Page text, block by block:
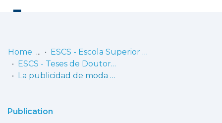
Communities
Home
ESCS - Escola Superior de Comunicação Social
ESCS - Teses de Doutoramento
La publicidad de moda dirigida a los jóvenes: ¡mírame a los ojos!, la persuasión silenciosa
Publication